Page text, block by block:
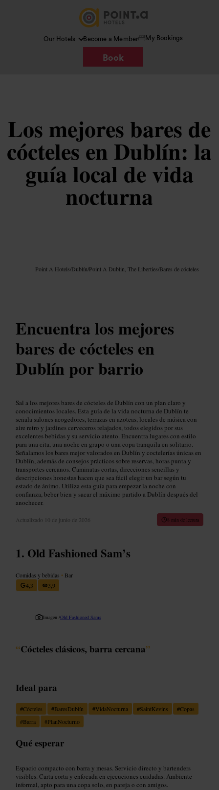
Our Hotels Become a Member My Bookings
Book
Los mejores bares de
cócteles en Dublín: la
guía local de vida
nocturna
Point A Hotels/Dublín/Point A Dublin, The Liberties/Bares de cócteles
Encuentra los mejores
bares de cócteles en
Dublín por barrio
Sal a los mejores bares de cócteles de Dublín con un plan claro y
conocimientos locales. Esta guía de la vida nocturna de Dublín te
señala salones acogedores, terrazas en azoteas, locales de música con
aire retro y jardines cerveceros relajados, todos elegidos por sus
excelentes bebidas y su servicio atento. Encuentra lugares con estilo
para una cita, una noche en grupo o una copa tranquila en solitario.
Señalamos los bares mejor valorados en Dublín y coctelerías únicas en
Dublín, además de consejos prácticos sobre reservas, horas punta y
transportes cercanos. Caminatas cortas, direcciones sencillas y
descripciones honestas hacen que sea fácil elegir un bar según tu
estado de ánimo. Utiliza esta guía para empezar la noche con
confianza, beber bien y sacar el máximo partido a Dublín después del
anochecer.
Actualizado 10 de junio de 2026 8 min de lectura
Old Fashioned Sam’s
Comidas y bebidas • Bar
4,3
3,9
Imagen /Old Fashioned Sams
“Cócteles clásicos, barra cercana”
Ideal para
#Cócteles #BaresDublín #VidaNocturna #SaintKevins #Copas
#Barra #PlanNocturno
Qué esperar
Espacio compacto con barra y mesas. Servicio directo y bartenders
visibles. Carta corta y enfocada en ejecuciones cuidadas. Ambiente
informal, apto para una copa solo, en pareja o con amigos.